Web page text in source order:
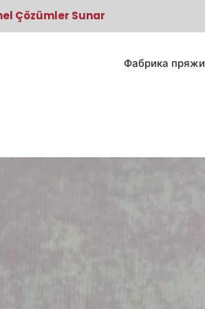
Çözümler Sunar
Фабрика пряжи